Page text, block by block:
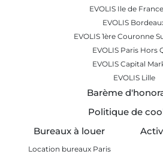
EVOLIS Ile de
EVOLIS
EVOLIS 1ère Couronne
EVOLIS Paris Hors
EVOLIS Capital
EVOLIS Lille
Barème
Politique de
Bureaux à louer
Location bureaux Paris